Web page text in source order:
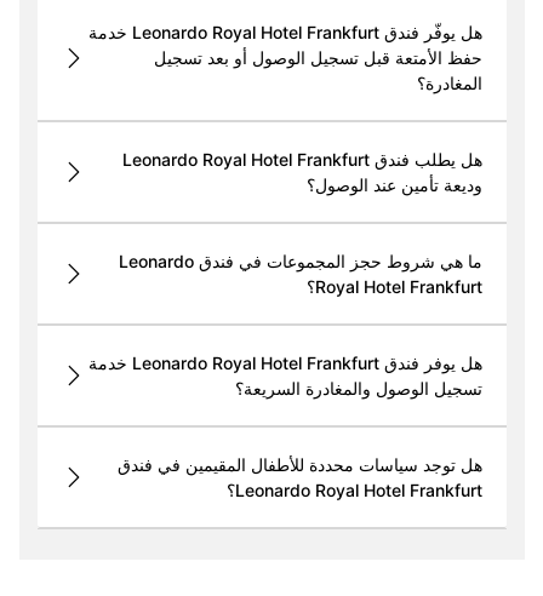
هل يوفّر فندق Leonardo Royal Hotel Frankfurt خدمة
حفظ الأمتعة قبل تسجيل الوصول أو بعد تسجيل
المغادرة؟
هل يطلب فندق Leonardo Royal Hotel Frankfurt
وديعة تأمين عند الوصول؟
ما هي شروط حجز المجموعات في فندق Leonardo
Royal Hotel Frankfurt؟
هل يوفر فندق Leonardo Royal Hotel Frankfurt خدمة
تسجيل الوصول والمغادرة السريعة؟
هل توجد سياسات محددة للأطفال المقيمين في فندق
Leonardo Royal Hotel Frankfurt؟